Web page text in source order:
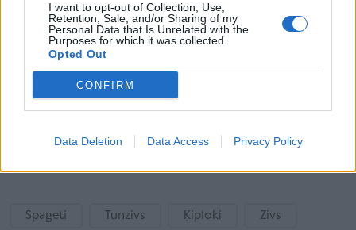
I want to opt-out of Collection, Use,
Retention, Sale, and/or Sharing of my
Personal Data that Is Unrelated with the
Purposes for which it was collected.
Opted Out
CONFIRM
Data Deletion Data Access Privacy Policy
Eļļā konservēta tunzivs fileja (bez eļļas) - 300.g
Sāls
Svaigi samalti pipari - 6.šķipsnas
Spageti Tunzivs Ķiploki Zivs